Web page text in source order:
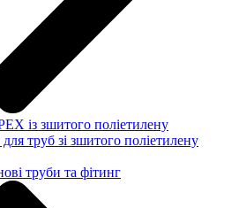
із зшитого поліетилену
труб зі зшитого поліетилену
труби та фітинг